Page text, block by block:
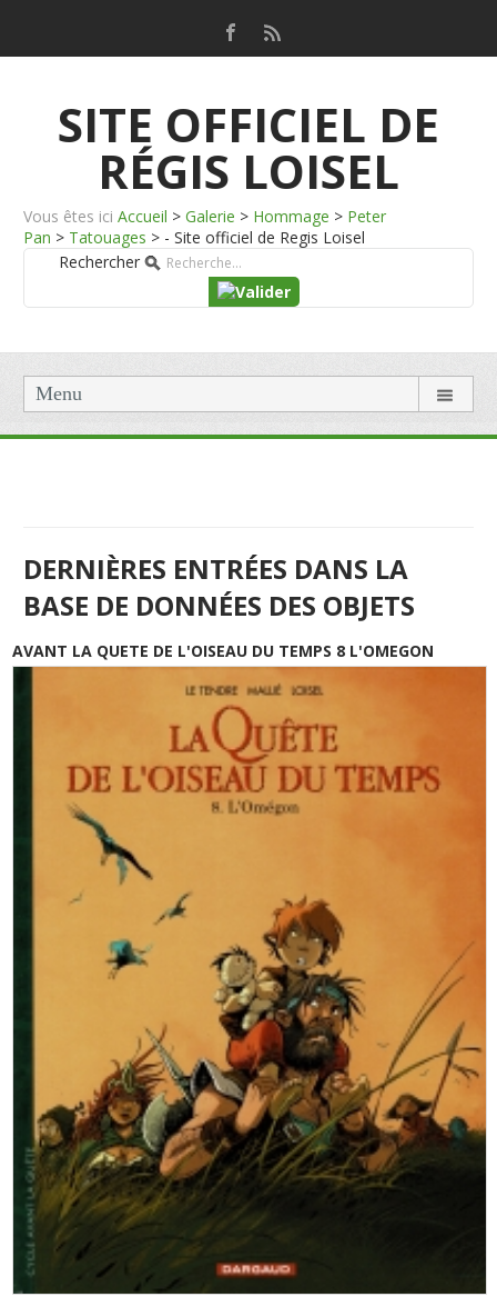
SITE OFFICIEL DE
RÉGIS LOISEL
Vous êtes ici Accueil > Galerie > Hommage > Peter
Pan > Tatouages > - Site officiel de Regis Loisel
Rechercher
Menu
DERNIÈRES ENTRÉES DANS LA
BASE DE DONNÉES DES OBJETS
AVANT LA QUETE DE L'OISEAU DU TEMPS 8 L'OMEGON